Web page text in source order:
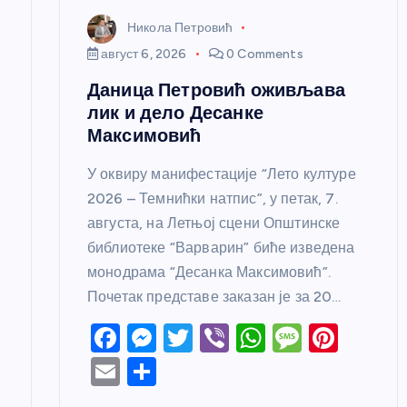
Никола Петровић
август 6, 2026
0 Comments
Даница Петровић оживљава
лик и дело Десанке
Максимовић
У оквиру манифестације “Лето културе
2026 – Темнићки натпис”, у петак, 7.
августа, на Летњој сцени Општинске
библиотеке “Варварин” биће изведена
монодрама “Десанка Максимовић”.
Почетак представе заказан је за 20…
F
a
c
M T
Vi W M
E